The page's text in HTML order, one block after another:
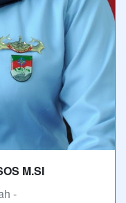
M.SI
-